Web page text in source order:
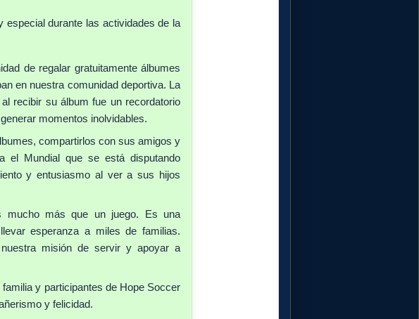
especial durante las actividades de la
de regalar gratuitamente álbumes
en nuestra comunidad deportiva. La
recibir su álbum fue un recordatorio
momentos inolvidables.
compartirlos con sus amigos y
el Mundial que se está disputando
y entusiasmo al ver a sus hijos
mucho más que un juego. Es una
esperanza a miles de familias.
misión de servir y apoyar a
y participantes de Hope Soccer
y felicidad.